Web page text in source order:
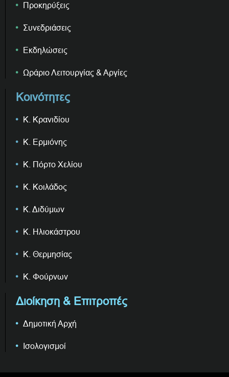
Προκηρύξεις
Συνεδριάσεις
Εκδηλώσεις
Ωράριο Λειτουργίας & Αργίες
Κοινότητες
Κ. Κρανιδίου
Κ. Ερμιόνης
Κ. Πόρτο Χελίου
Κ. Κοιλάδος
Κ. Διδύμων
Κ. Ηλιοκάστρου
Κ. Θερμησίας
Κ. Φούρνων
Διοίκηση & Επιτροπές
Δημοτική Αρχή
Ισολογισμοί